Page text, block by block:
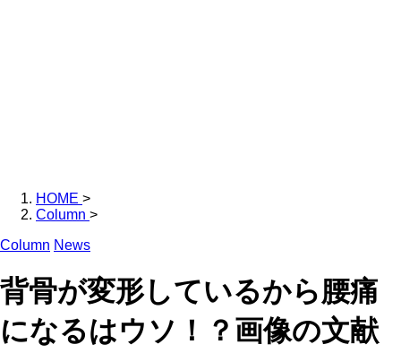
HOME >
Column >
Column News
背骨が変形しているから腰痛
になるはウソ！？画像の文献